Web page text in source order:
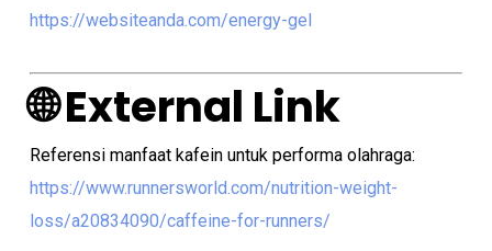
https://websiteanda.com/energy-gel
🌐 External Link
Referensi manfaat kafein untuk performa olahraga:
https://www.runnersworld.com/nutrition-weight-
loss/a20834090/caffeine-for-runners/